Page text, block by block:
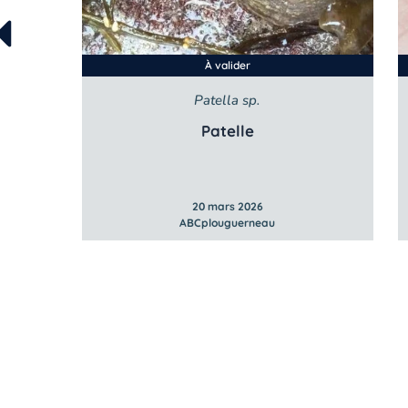
À valider
Patella sp.
Patelle
20 mars 2026
ABCplouguerneau